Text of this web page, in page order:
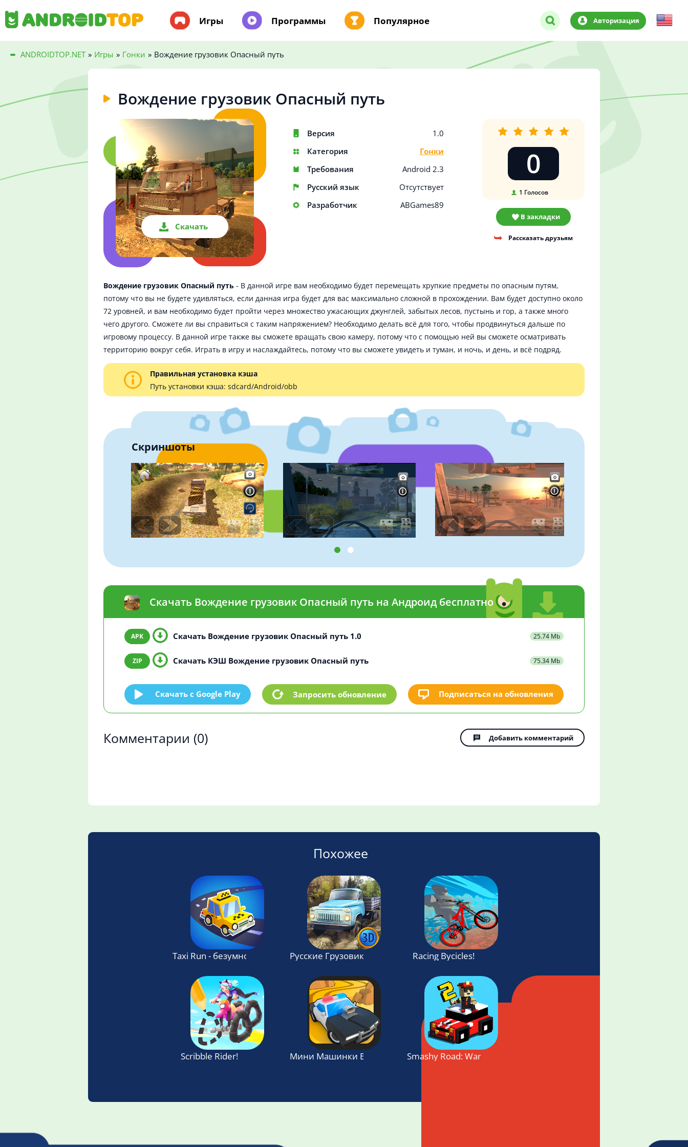
Игры Программы Популярное Авторизация
ANDROIDTOP.NET » Игры » Гонки » Вождение грузовик Опасный путь
Вождение грузовик Опасный путь
Скачать
Версия
1.0
Категория
Гонки
Требования
Android 2.3
Русский язык
Отсутствует
Разработчик
ABGames89
0
1 Голосов
В закладки
Рассказать друзьям
Вождение грузовик Опасный путь - В данной игре вам необходимо будет перемещать хрупкие предметы по опасным путям,
потому что вы не будете удивляться, если данная игра будет для вас максимально сложной в прохождении. Вам будет доступно около
72 уровней, и вам необходимо будет пройти через множество ужасающих джунглей, забытых лесов, пустынь и гор, а также много
чего другого. Сможете ли вы справиться с таким напряжением? Необходимо делать всё для того, чтобы продвинуться дальше по
игровому процессу. В данной игре также вы сможете вращать свою камеру, потому что с помощью ней вы сможете осматривать
территорию вокруг себя. Играть в игру и наслаждайтесь, потому что вы сможете увидеть и туман, и ночь, и день, и всё подряд.
Правильная установка кэша
Путь установки кэша: sdcard/Android/obb
Скриншоты
Скачать Вождение грузовик Опасный путь на Андроид бесплатно
Скачать Вождение грузовик Опасный путь 1.0 25.74 Mb
Скачать КЭШ Вождение грузовик Опасный путь 75.34 Mb
Скачать c Google Play Запросить обновление Подписаться на обновления
Комментарии (0) Добавить комментарий
Похожее
Taxi Run - безумное такси Русские Грузовики 3D Racing Bycicles!
Scribble Rider! Мини Машинки Вождение - Игра гонки оффлайн 2020
Smashy Road: Wanted 2